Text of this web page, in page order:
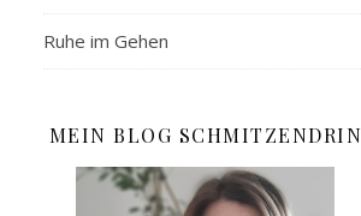
Ruhe im Gehen
MEIN BLOG SCHMITZENDRIN